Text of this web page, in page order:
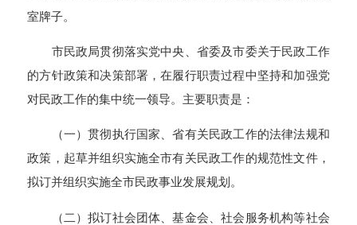
室牌子。
市民政局贯彻落实党中央、省委及市委关于民政工作
的方针政策和决策部署，在履行职责过程中坚持和加强党
对民政工作的集中统一领导。主要职责是：
（一）贯彻执行国家、省有关民政工作的法律法规和
政策，起草并组织实施全市有关民政工作的规范性文件，
拟订并组织实施全市民政事业发展规划。
（二）拟订社会团体、基金会、社会服务机构等社会